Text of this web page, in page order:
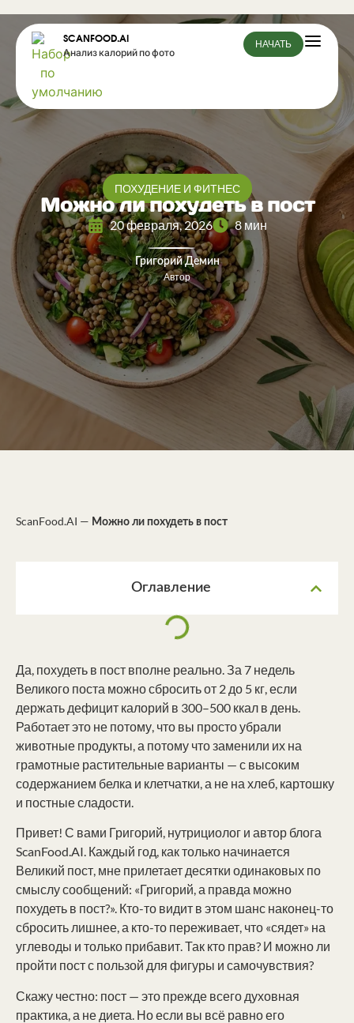
SCANFOOD.AI
Анализ калорий по фото
НАЧАТЬ
ПОХУДЕНИЕ И ФИТНЕС
Можно ли похудеть в пост
20 февраля, 2026 8 мин
Григорий Демин
Автор
ScanFood.AI — Можно ли похудеть в пост
Оглавление
Да, похудеть в пост вполне реально. За 7 недель
Великого поста можно сбросить от 2 до 5 кг, если
держать дефицит калорий в 300–500 ккал в день.
Работает это не потому, что вы просто убрали
животные продукты, а потому что заменили их на
грамотные растительные варианты — с высоким
содержанием белка и клетчатки, а не на хлеб, картошку
и постные сладости.
Привет! С вами Григорий, нутрициолог и автор блога
ScanFood.AI. Каждый год, как только начинается
Великий пост, мне прилетает десятки одинаковых по
смыслу сообщений: «Григорий, а правда можно
похудеть в пост?». Кто-то видит в этом шанс наконец-то
сбросить лишнее, а кто-то переживает, что «сядет» на
углеводы и только прибавит. Так кто прав? И можно ли
пройти пост с пользой для фигуры и самочувствия?
Скажу честно: пост — это прежде всего духовная
практика, а не диета. Но если вы всё равно его